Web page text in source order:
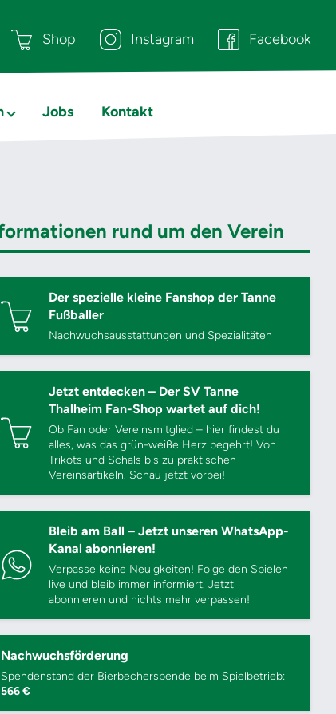
Shop Instagram Facebook
Jobs Kontakt
rund um den Verein
Der spezielle kleine Fanshop der Tanne
Fußballer
Nachwuchsausstattungen und Spezialitäten
Jetzt entdecken – Der SV Tanne
Thalheim Fan-Shop wartet auf dich!
Ob Fan oder Vereinsmitglied – hier findest du
alles, was das grün-weiße Herz begehrt! Von
Trikots und Schals bis zu praktischen
Vereinsartikeln. Schau jetzt vorbei!
Bleib am Ball – Jetzt unseren WhatsApp-
Kanal abonnieren!
Verpasse keine Neuigkeiten! Folge den Spielen
live und bleib immer informiert. Jetzt
abonnieren und nichts mehr verpassen!
Nachwuchsförderung
Spendenstand der Bierbecherspende beim Spielbetrieb:
566 €